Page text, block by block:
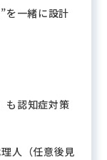
を一緒に設計
も認知症対策
人（任意後見